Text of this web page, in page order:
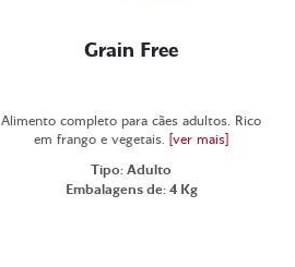
Grain Free
Alimento completo para cães adultos. Rico
em frango e vegetais. [ver mais]
Tipo: Adulto
Embalagens de: 4 Kg